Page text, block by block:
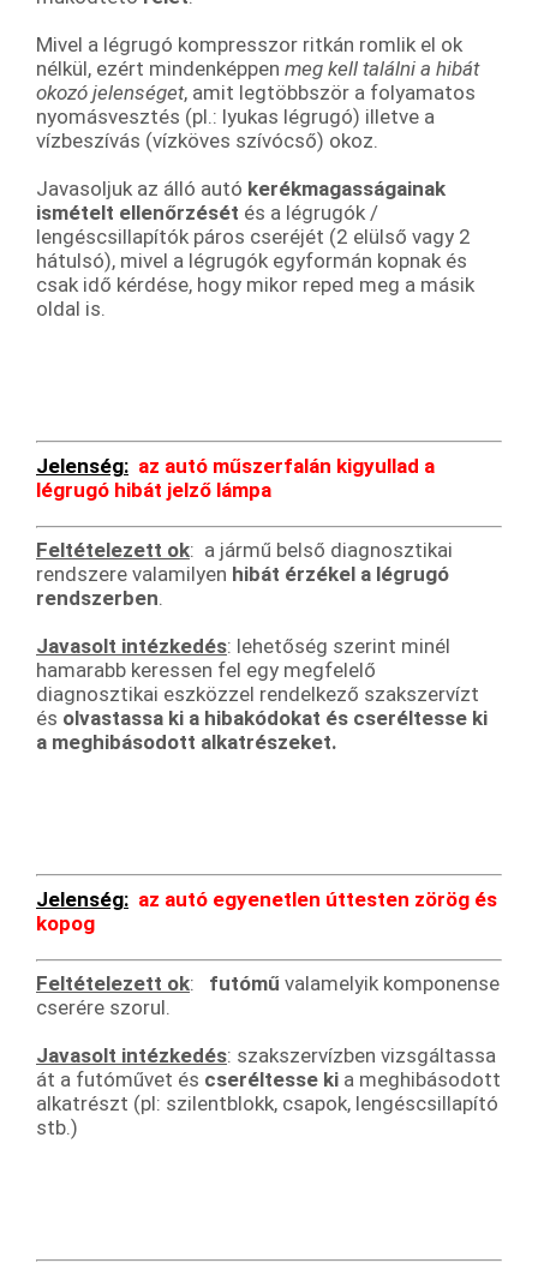
Mivel a légrugó kompresszor ritkán romlik el ok
nélkül, ezért mindenképpen meg kell találni a hibát
okozó jelenséget, amit legtöbbször a folyamatos
nyomásvesztés (pl.: lyukas légrugó) illetve a
vízbeszívás (vízköves szívócső) okoz.
Javasoljuk az álló autó kerékmagasságainak
ismételt ellenőrzését és a légrugók /
lengéscsillapítók páros cseréjét (2 elülső vagy 2
hátulsó), mivel a légrugók egyformán kopnak és
csak idő kérdése, hogy mikor reped meg a másik
oldal is.
Jelenség: az autó műszerfalán kigyullad a
légrugó hibát jelző lámpa
Feltételezett ok: a jármű belső diagnosztikai
rendszere valamilyen hibát érzékel a légrugó
rendszerben.
Javasolt intézkedés: lehetőség szerint minél
hamarabb keressen fel egy megfelelő
diagnosztikai eszközzel rendelkező szakszervízt
és olvastassa ki a hibakódokat és cseréltesse ki
a meghibásodott alkatrészeket.
Jelenség: az autó egyenetlen úttesten zörög és
kopog
Feltételezett ok: futómű valamelyik komponense
cserére szorul.
Javasolt intézkedés: szakszervízben vizsgáltassa
át a futóművet és cseréltesse ki a meghibásodott
alkatrészt (pl: szilentblokk, csapok, lengéscsillapító
stb.)